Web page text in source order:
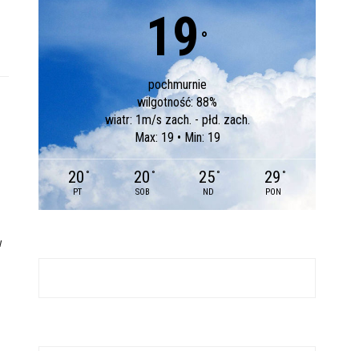
19 °
pochmurnie
wilgotność: 88%
wiatr: 1m/s zach. - płd. zach.
Max: 19 • Min: 19
20 °
PT
20 °
SOB
25 °
ND
29 °
PON